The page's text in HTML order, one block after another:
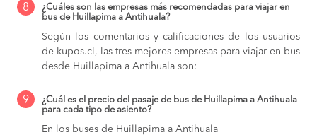
8
¿Cuáles son las empresas más recomendadas para viajar en
bus de Huillapima a Antihuala?
Según los comentarios y calificaciones de los usuarios
de kupos.cl, las tres mejores empresas para viajar en bus
desde Huillapima a Antihuala son:
9
¿Cuál es el precio del pasaje de bus de Huillapima a Antihuala
para cada tipo de asiento?
En los buses de Huillapima a Antihuala